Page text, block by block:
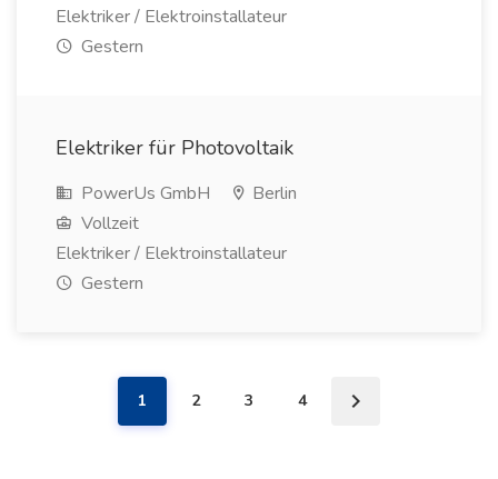
Elektriker / Elektroinstallateur
Gestern
Elektriker für Photovoltaik
PowerUs GmbH
Berlin
Vollzeit
Elektriker / Elektroinstallateur
Gestern
1 2 3 4